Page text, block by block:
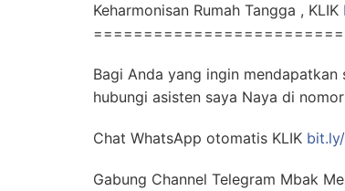
Keharmonisan Rumah Tangga , KLIK
Bagi Anda yang ingin mendapatkan
hubungi asisten saya Naya di
Chat WhatsApp otomatis KLIK
Gabung Channel Telegram Mbak